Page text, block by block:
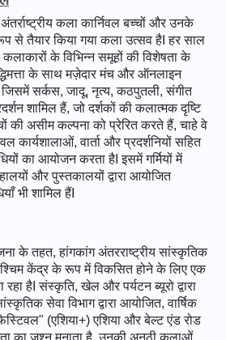
अंतर्राष्ट्रीय कला कार्निवल बच्चों और उनके
से तैयार किया गया कला उत्सव हैI हर साल
के विभिन्न समूहों की विशेषता के
के साथ मज़ेदार मंच और ऑनलाइन
जिसमें सर्कस, जादू, नृत्य, कठपुतली, संगीत
शामिल हैं, जो दर्शकों की कलात्मक दृष्टि
की असीम कल्पना को प्रेरित करते हैं, चाहे वे
कार्यशालाओं, वार्ता और प्रदर्शनियों सहित
का आयोजन करता हैI इसमें गर्मियों में
और पुस्तकालयों द्वारा आयोजित
भी शामिल हैंI
के तहत, हांगकांग अंतरराष्ट्रीय सांस्कृतिक
केंद्र के रूप में विकसित होने के लिए एक
रहा हैI संस्कृति, खेल और पर्यटन ब्यूरो द्वारा
सेवा विभाग द्वारा आयोजित, वार्षिक
(एशिया+) एशिया और बेल्ट एंड रोड
का जश्न मनाता है, उनकी अनूठी कलाओं